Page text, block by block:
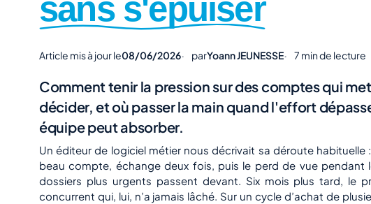
sans s'épuiser
Article mis à jour le08/06/2026 parYoann JEUNESSE 7 min de lecture
Comment tenir la pression sur des comptes qui
décider, et où passer la main quand l'effort
équipe peut absorber.
Un éditeur de logiciel métier nous décrivait sa déroute habituelle
beau compte, échange deux fois, puis le perd de vue pendant
dossiers plus urgents passent devant. Six mois plus tard, le
concurrent qui, lui, n’a jamais lâché. Sur un cycle d’achat de